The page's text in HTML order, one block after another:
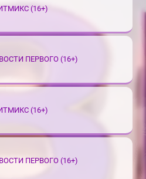
(16+)
ПЕРВОГО (16+)
(16+)
ПЕРВОГО (16+)